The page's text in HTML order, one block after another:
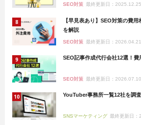
SEO対策 最終更新日：2025.12.25
【早見表あり】SEO対策の費
を解説
SEO対策 最終更新日：2026.04.21
SEO記事作成代行会社12選！
SEO対策 最終更新日：2026.07.10
YouTuber事務所一覧12社を調
SNSマーケティング 最終更新日